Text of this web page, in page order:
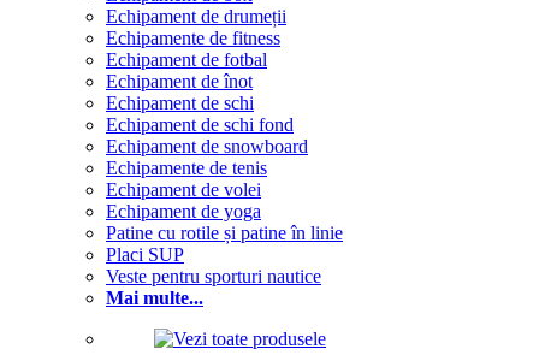
Echipament de drumeții
Echipamente de fitness
Echipament de fotbal
Echipament de înot
Echipament de schi
Echipament de schi fond
Echipament de snowboard
Echipamente de tenis
Echipament de volei
Echipament de yoga
Patine cu rotile și patine în linie
Placi SUP
Veste pentru sporturi nautice
Mai multe...